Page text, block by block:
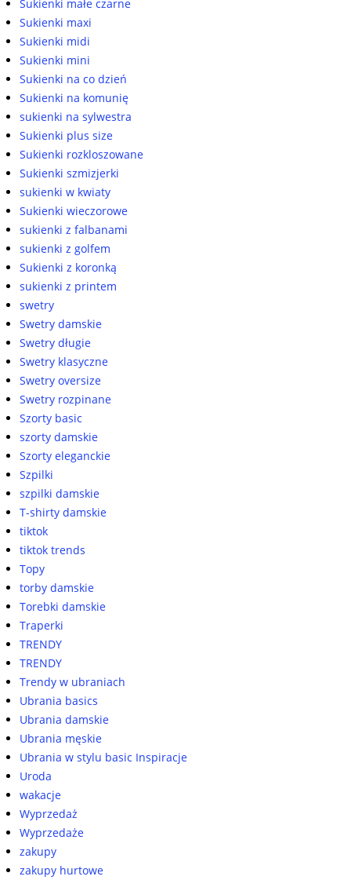
Sukienki małe czarne
Sukienki maxi
Sukienki midi
Sukienki mini
Sukienki na co dzień
Sukienki na komunię
sukienki na sylwestra
Sukienki plus size
Sukienki rozkloszowane
Sukienki szmizjerki
sukienki w kwiaty
Sukienki wieczorowe
sukienki z falbanami
sukienki z golfem
Sukienki z koronką
sukienki z printem
swetry
Swetry damskie
Swetry długie
Swetry klasyczne
Swetry oversize
Swetry rozpinane
Szorty basic
szorty damskie
Szorty eleganckie
Szpilki
szpilki damskie
T-shirty damskie
tiktok
tiktok trends
Topy
torby damskie
Torebki damskie
Traperki
TRENDY
TRENDY
Trendy w ubraniach
Ubrania basics
Ubrania damskie
Ubrania męskie
Ubrania w stylu basic Inspiracje
Uroda
wakacje
Wyprzedaż
Wyprzedaże
zakupy
zakupy hurtowe